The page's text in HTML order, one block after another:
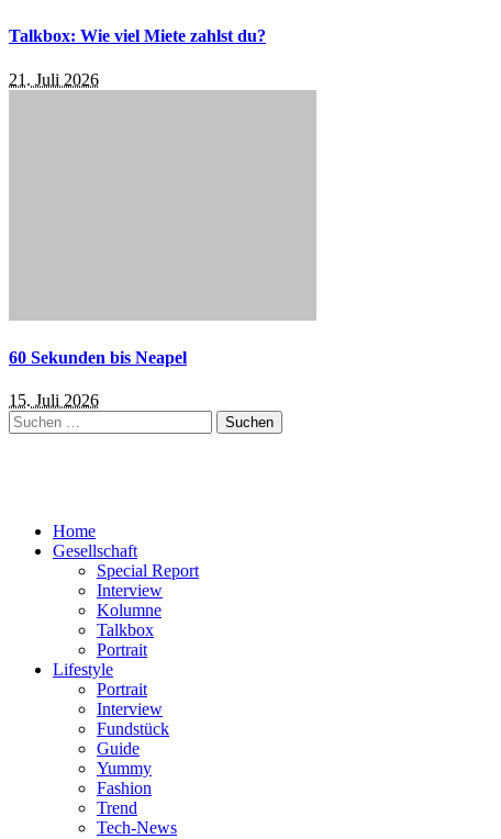
Talkbox: Wie viel Miete zahlst du?
21. Juli 2026
60 Sekunden bis Neapel
15. Juli 2026
Suchen
nach:
Home
Gesellschaft
Special Report
Interview
Kolumne
Talkbox
Portrait
Lifestyle
Portrait
Interview
Fundstück
Guide
Yummy
Fashion
Trend
Tech-News